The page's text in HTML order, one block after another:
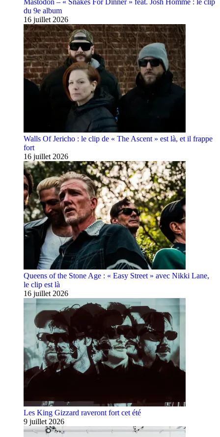
Mastodon – « Snakes For Dinner » feat. Josh Homme : le clip
du 9e album
16 juillet 2026
Walls Of Jericho : le clip de « The Ascent » est là, et il frappe
fort
16 juillet 2026
Queens of the Stone Age : « Easy Street » avec Nikki Lane,
le clip est là
16 juillet 2026
Les King Gizzard raveront fort cet été
9 juillet 2026